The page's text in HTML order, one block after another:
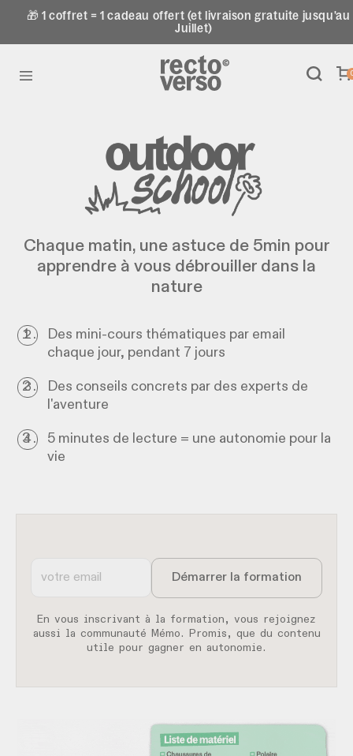
🎁 1 coffret = 1 cadeau offert (et livraison gratuite jusqu'au
Juillet)
Chaque matin, une astuce de 5min pour
apprendre à vous débrouiller dans la
nature
Des mini-cours thématiques par email
chaque jour, pendant 7 jours
Des conseils concrets par des experts de
l'aventure
5 minutes de lecture = une autonomie pour la
vie
En vous inscrivant à la formation, vous rejoignez
aussi la communauté Mémo. Promis, que du contenu
utile pour gagner en autonomie.